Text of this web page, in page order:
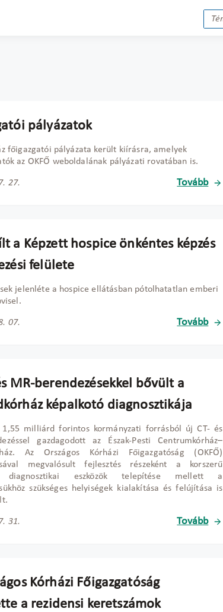
pályázatok
főigazgatói pályázata került kiírásra, amelyek
az OKFŐ weboldalának pályázati rovatában is.
27. Tovább
a Képzett hospice önkéntes képzés
felülete
jelenléte a hospice ellátásban pótolhatatlan emberi
07. Tovább
MR-berendezésekkel bővült a
képalkotó diagnosztikája
milliárd forintos kormányzati forrásból új CT- és
gazdagodott az Észak-Pesti Centrumkórház–
Az Országos Kórházi Főigazgatóság (OKFŐ)
megvalósult fejlesztés részeként a korszerű
diagnosztikai eszközök telepítése mellett a
szükséges helyiségek kialakítása és felújítása is
31. Tovább
Kórházi Főigazgatóság
a rezidensi keretszámok